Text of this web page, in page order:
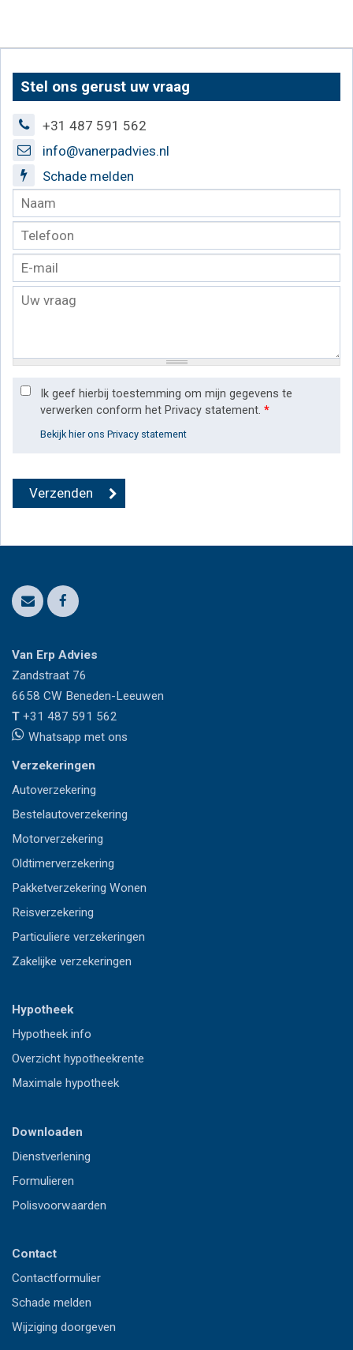
Stel ons gerust uw vraag
+31 487 591 562
info@vanerpadvies.nl
Schade melden
Ik geef hierbij toestemming om mijn gegevens te
verwerken conform het Privacy statement. *
Bekijk hier ons Privacy statement
Van Erp Advies
Zandstraat 76
6658 CW Beneden-Leeuwen
T +31 487 591 562
Whatsapp met ons
Verzekeringen
Autoverzekering
Bestelautoverzekering
Motorverzekering
Oldtimerverzekering
Pakketverzekering Wonen
Reisverzekering
Particuliere verzekeringen
Zakelijke verzekeringen
Hypotheek
Hypotheek info
Overzicht hypotheekrente
Maximale hypotheek
Downloaden
Dienstverlening
Formulieren
Polisvoorwaarden
Contact
Contactformulier
Schade melden
Wijziging doorgeven